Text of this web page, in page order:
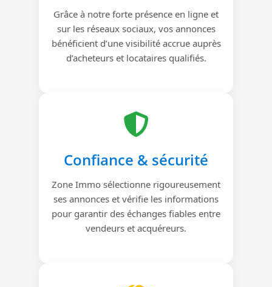
Grâce à notre forte présence en ligne et
sur les réseaux sociaux, vos annonces
bénéficient d’une visibilité accrue auprès
d’acheteurs et locataires qualifiés.
Confiance & sécurité
Zone Immo sélectionne rigoureusement
ses annonces et vérifie les informations
pour garantir des échanges fiables entre
vendeurs et acquéreurs.